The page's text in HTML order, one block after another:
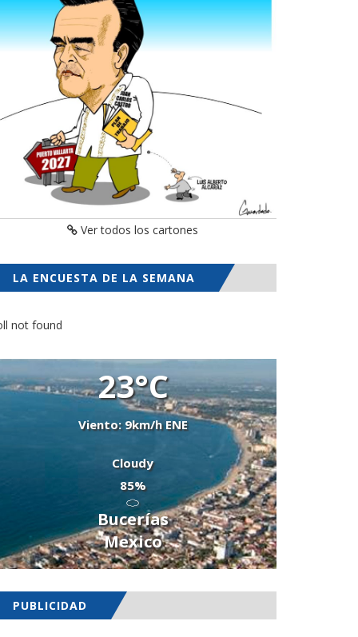
Ver todos los cartones
LA ENCUESTA DE LA SEMANA
not found
23°C
Viento: 9km/h ENE
Cloudy
85%
Bucerías
Mexico
PUBLICIDAD